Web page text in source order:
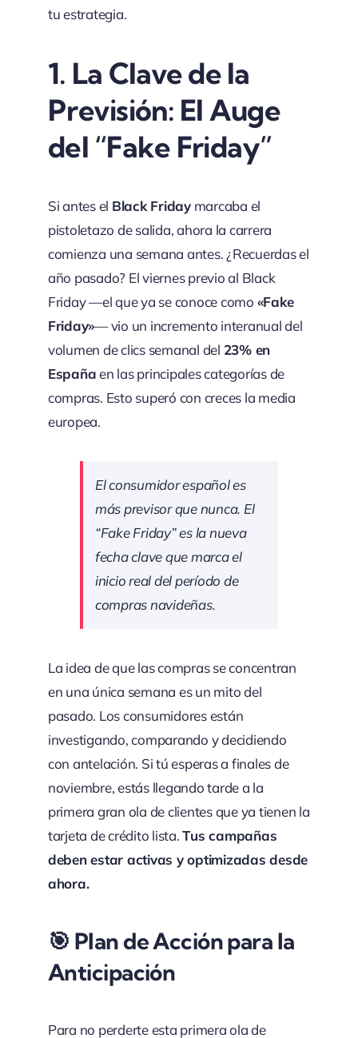
tu estrategia.
1. La Clave de la
Previsión: El Auge
del “Fake Friday”
Si antes el Black Fridaymarcaba el
pistoletazo de salida, ahora la carrera
comienza una semana antes. ¿Recuerdas el
año pasado? El viernes previo al Black
Friday —el que ya se conoce como «Fake
Friday»— vio un incremento interanual del
volumen de clics semanal del 23% en
Españaen las principales categorías de
compras. Esto superó con creces la media
europea.
El consumidor español es
más previsor que nunca. El
“Fake Friday” es la nueva
fecha clave que marca el
inicio real del período de
compras navideñas.
La idea de que las compras se concentran
en una única semana es un mito del
pasado. Los consumidores están
investigando, comparando y decidiendo
con antelación. Si tú esperas a finales de
noviembre, estás llegando tarde a la
primera gran ola de clientes que ya tienen la
tarjeta de crédito lista.Tus campañas
deben estar activas y optimizadas desde
ahora.
🎯 Plan de Acción para la
Anticipación
Para no perderte esta primera ola de